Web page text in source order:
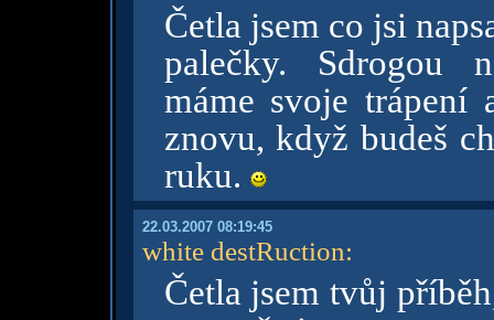
Četla jsem co jsi
palečky. Sdrogou
máme svoje
znovu, když budeš
ruku.
22.03.2007 08:19:45
white destRuction:
Četla jsem tvůj